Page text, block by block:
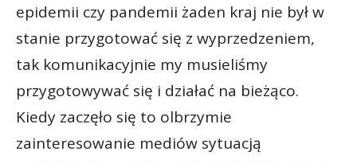
epidemii czy pandemii żaden kraj nie był w
stanie przygotować się z wyprzedzeniem,
tak komunikacyjnie my musieliśmy
przygotowywać się i działać na bieżąco.
Kiedy zaczęło się to olbrzymie
zainteresowanie mediów sytuacją